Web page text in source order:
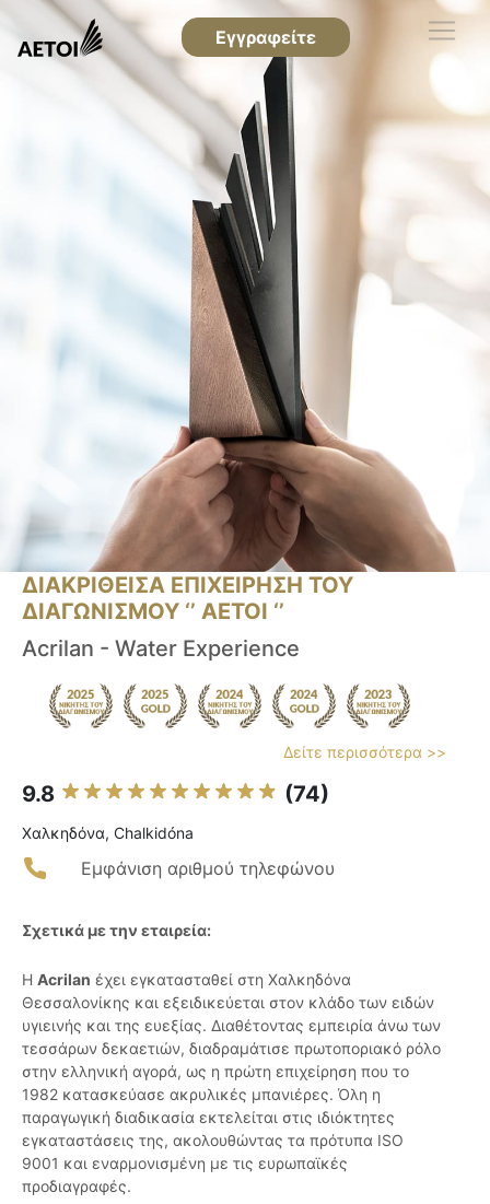
Εγγραφείτε
ΔΙΑΚΡΙΘΕΙΣΑ ΕΠΙΧΕΙΡΗΣΗ ΤΟΥ
ΔΙΑΓΩΝΙΣΜΟΥ ‘’ ΑΕΤΟΙ ‘’
Acrilan - Water Experience
Δείτε περισσότερα >>
9.8 (74)
Χαλκηδόνα, Chalkidóna
Εμφάνιση αριθμού τηλεφώνου
Σχετικά με την εταιρεία:
Η Acrilan έχει εγκατασταθεί στη Χαλκηδόνα
Θεσσαλονίκης και εξειδικεύεται στον κλάδο των ειδών
υγιεινής και της ευεξίας. Διαθέτοντας εμπειρία άνω των
τεσσάρων δεκαετιών, διαδραμάτισε πρωτοποριακό ρόλο
στην ελληνική αγορά, ως η πρώτη επιχείρηση που το
1982 κατασκεύασε ακρυλικές μπανιέρες. Όλη η
παραγωγική διαδικασία εκτελείται στις ιδιόκτητες
εγκαταστάσεις της, ακολουθώντας τα πρότυπα ISO
9001 και εναρμονισμένη με τις ευρωπαϊκές
προδιαγραφές.